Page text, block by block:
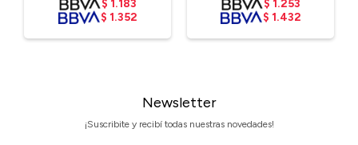
$ 1.183
$ 1.352
$ 1.253
$ 1.432
Newsletter
¡Suscribite y recibí todas nuestras novedades!